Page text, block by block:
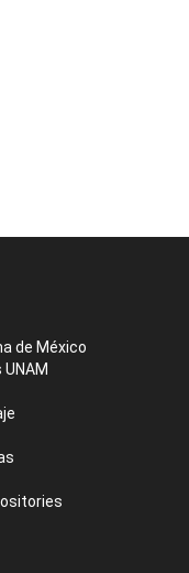
de México